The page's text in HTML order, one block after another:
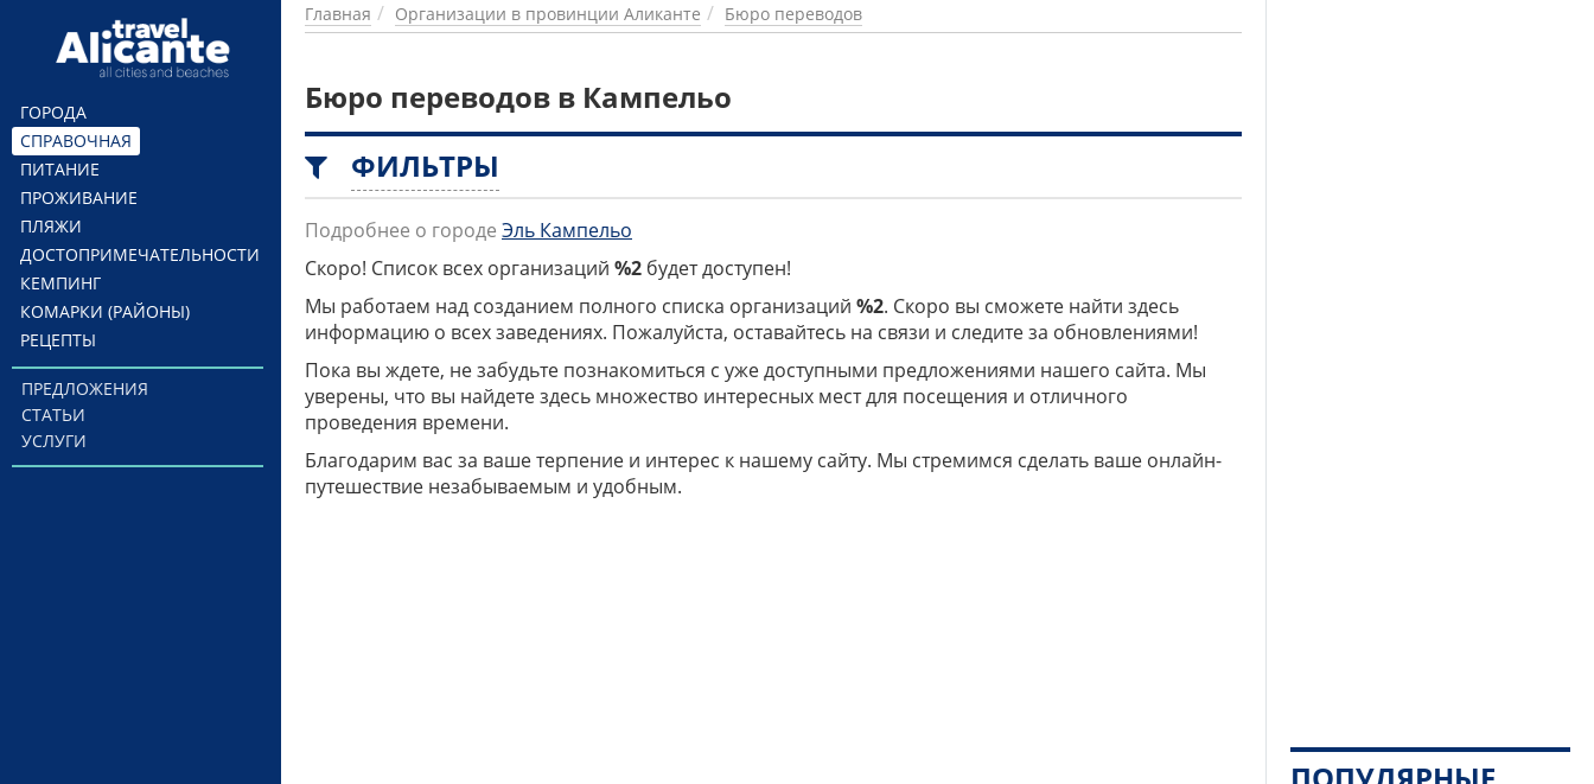
Перейти к основному содержанию
ГОРОДА
СПРАВОЧНАЯ
ПИТАНИЕ
ПРОЖИВАНИЕ
ПЛЯЖИ
ДОСТОПРИМЕЧАТЕЛЬНОСТИ
КЕМПИНГ
КОМАРКИ (РАЙОНЫ)
РЕЦЕПТЫ
ПРЕДЛОЖЕНИЯ
СТАТЬИ
УСЛУГИ
Главная Организации в провинции Аликанте Бюро переводов
Бюро переводов в Кампельо
ФИЛЬТРЫ
Подробнее о городе Эль Кампельо
Скоро! Список всех организаций %2 будет доступен!
Мы работаем над созданием полного списка организаций %2. Скоро вы сможете найти здесь
информацию о всех заведениях. Пожалуйста, оставайтесь на связи и следите за обновлениями!
Пока вы ждете, не забудьте познакомиться с уже доступными предложениями нашего сайта. Мы
уверены, что вы найдете здесь множество интересных мест для посещения и отличного
проведения времени.
Благодарим вас за ваше терпение и интерес к нашему сайту. Мы стремимся сделать ваше онлайн-
путешествие незабываемым и удобным.